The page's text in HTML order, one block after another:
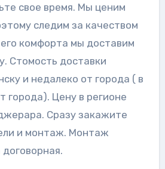
свое время. Мы ценим
следим за качеством
комфорта мы доставим
Стомость доставки
и недалеко от города ( в
города). Цену в регионе
Сразу закажите
и монтаж. Монтаж